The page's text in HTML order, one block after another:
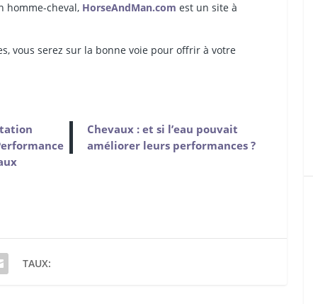
homme-cheval, HorseAndMan.com est un site à
vous serez sur la bonne voie pour offrir à votre
Chevaux : et si l’eau pouvait
améliorer leurs performances ?
TAUX: